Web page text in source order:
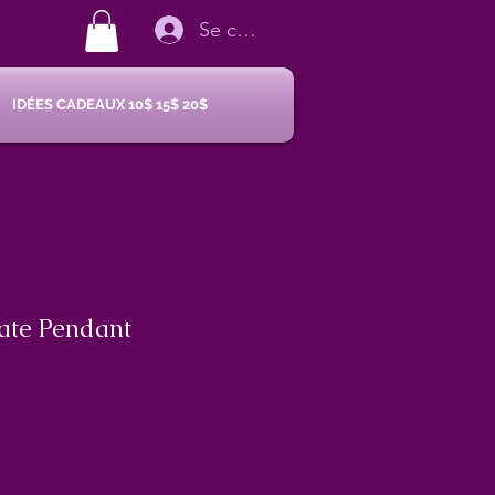
Se connecter
IDÉES CADEAUX 10$ 15$ 20$
Pendant